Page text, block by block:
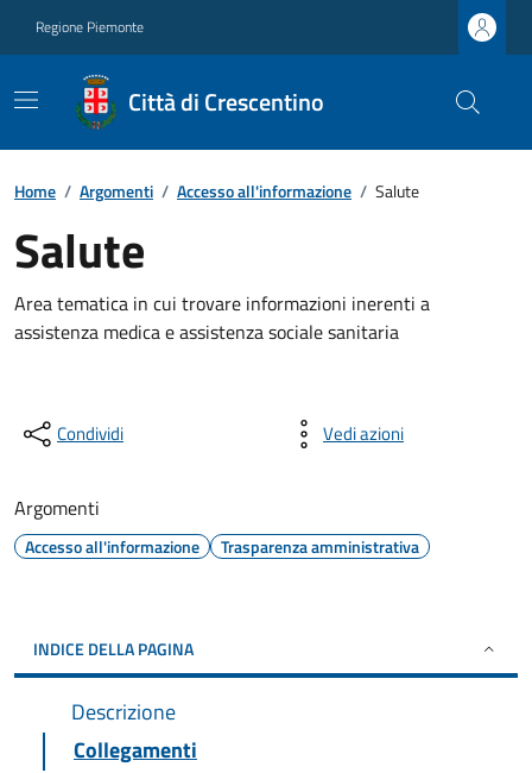
Regione Piemonte
Città di Crescentino
Home / Argomenti / Accesso all'informazione / Salute
Salute
Area tematica in cui trovare informazioni inerenti a
assistenza medica e assistenza sociale sanitaria
Condividi Vedi azioni
Argomenti
Accesso all'informazione Trasparenza amministrativa
INDICE DELLA PAGINA
Descrizione
Collegamenti